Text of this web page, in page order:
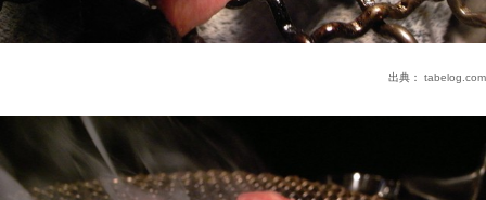
出典： tabelog.com